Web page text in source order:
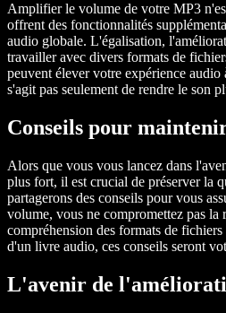
Amplifier le volume de votre MP3
offrent des fonctionnalités
audio globale. L'égalisation,
travailler avec divers formats de
peuvent élever votre expérience
s'agit pas seulement de rendre le son
Conseils pour
Alors que vous vous lancez dans
plus fort, il est crucial de préserver la
partagerons des conseils pour vous
volume, vous ne compromettez pas la
compréhension des formats de
d'un livre audio, ces conseils seront
L'avenir de